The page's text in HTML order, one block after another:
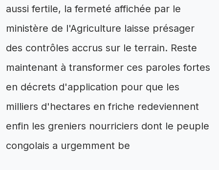
aussi fertile, la fermeté affichée par le
ministère de l'Agriculture laisse présager
des contrôles accrus sur le terrain. Reste
maintenant à transformer ces paroles fortes
en décrets d'application pour que les
milliers d'hectares en friche redeviennent
enfin les greniers nourriciers dont le peuple
congolais a urgemment be